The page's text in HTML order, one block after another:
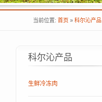
当前位置: 首页 » 科尔沁产品
科尔沁产品
生鲜冷冻肉